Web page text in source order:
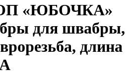
«ЮБОЧКА»
для швабры,
длина